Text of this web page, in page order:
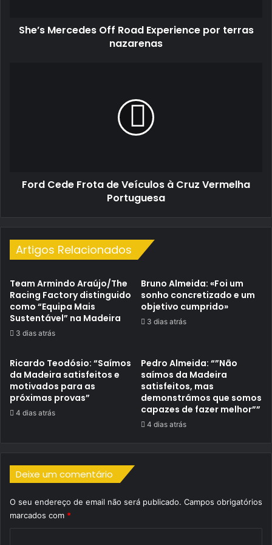
She’s Mercedes Off Road Experience por terras
nazarenas
Ford Cede Frota de Veículos à Cruz Vermelha
Portuguesa
Artigos Relacionados
Team Armindo Araújo/The
Racing Factory distinguido
como “Equipa Mais
Sustentável” na Madeira
3 dias atrás
Bruno Almeida: «Foi um
sonho concretizado e um
objetivo cumprido»
3 dias atrás
Ricardo Teodósio: “Saímos
da Madeira satisfeitos e
motivados para as
próximas provas”
4 dias atrás
Pedro Almeida: “”Não
saímos da Madeira
satisfeitos, mas
demonstrámos que somos
capazes de fazer melhor””
4 dias atrás
Deixe um comentário
O seu endereço de email não será publicado. Campos obrigatórios
marcados com *